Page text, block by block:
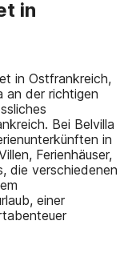
in
in Ostfrankreich,
an der richtigen
Bei Belvilla
in
Ferienhäuser,
die verschiedenen
einer